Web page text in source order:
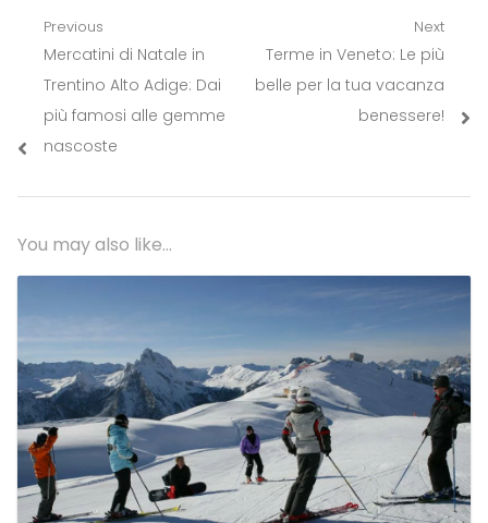
Navigazione
articoli
Previous
Previous
post:
Mercatini di Natale in
Trentino Alto Adige: Dai
più famosi alle gemme
nascoste
Next
Next
post:
Terme in Veneto: Le più
belle per la tua vacanza
benessere!
You may also like...